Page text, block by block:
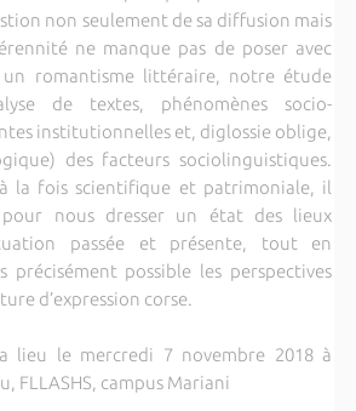
non seulement de sa diffusion mais
ne manque pas de poser avec
un romantisme littéraire, notre étude
de textes, phénomènes socio-
institutionnelles et, diglossie oblige,
des facteurs sociolinguistiques.
la fois scientifique et patrimoniale, il
pour nous dresser un état des lieux
passée et présente, tout en
précisément possible les perspectives
d’expression corse.
lieu le mercredi 7 novembre 2018 à
FLLASHS, campus Mariani